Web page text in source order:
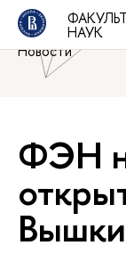
НАУК
Национальный
школа
Новости
ФЭН
Вышки